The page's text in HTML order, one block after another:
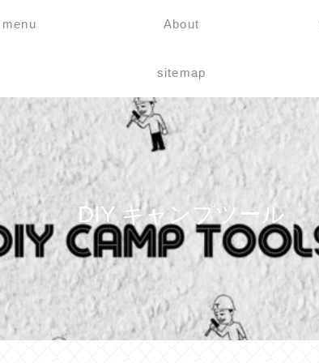
DIY キャンプツール
menu About
sitemap